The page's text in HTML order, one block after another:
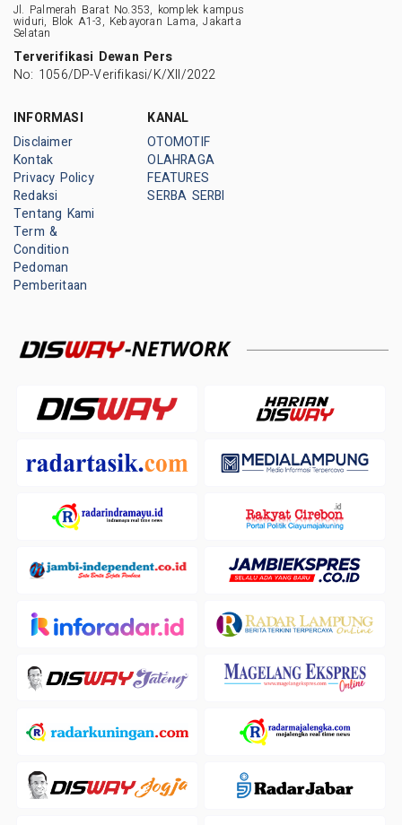
Jl. Palmerah Barat No.353, komplek kampus
widuri, Blok A1-3, Kebayoran Lama, Jakarta
Selatan
Terverifikasi Dewan Pers
No: 1056/DP-Verifikasi/K/XII/2022
INFORMASI
Disclaimer
Kontak
Privacy Policy
Redaksi
Tentang Kami
Term &
Condition
Pedoman
Pemberitaan
KANAL
OTOMOTIF
OLAHRAGA
FEATURES
SERBA SERBI